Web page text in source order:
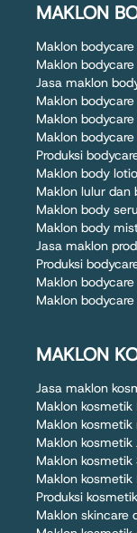
MAKLON
Maklon
Maklon
Jasa maklon
Maklon
Maklon
Maklon
Produksi
Maklon body
Maklon lulur dan
Maklon body
Maklon body
Jasa maklon
Produksi
Maklon
Maklon
MAKLON
Jasa maklon
Maklon kosmetik
Maklon
Maklon kosmetik
Maklon kosmetik
Maklon kosmetik
Produksi
Maklon skincare